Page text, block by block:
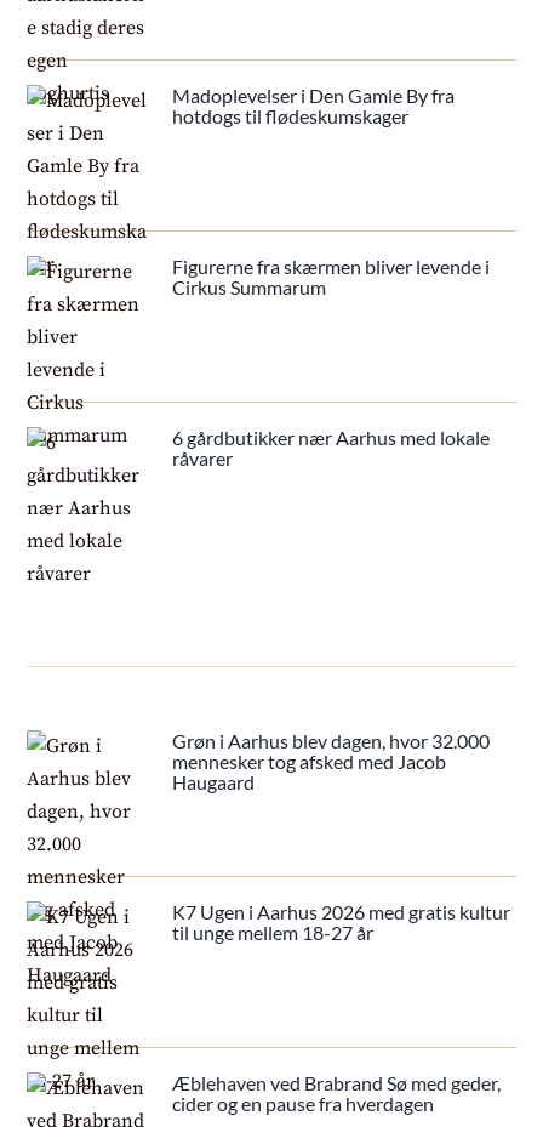
Madoplevelser i Den Gamle By fra
hotdogs til flødeskumskager
Figurerne fra skærmen bliver levende i
Cirkus Summarum
6 gårdbutikker nær Aarhus med lokale
råvarer
Grøn i Aarhus blev dagen, hvor 32.000
mennesker tog afsked med Jacob
Haugaard
K7 Ugen i Aarhus 2026 med gratis kultur
til unge mellem 18-27 år
Æblehaven ved Brabrand Sø med geder,
cider og en pause fra hverdagen